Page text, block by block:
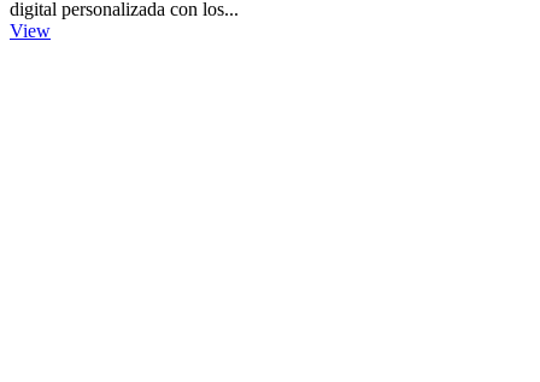
digital personalizada con los...
View